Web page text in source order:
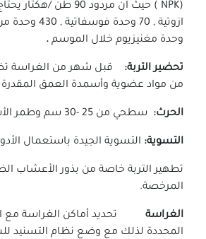
(NPK ) حيث ان مردود 90 طن /هكتار يحتاج الى 250
وحدة مغنيزيوم خلال الموسم .
تحضيرالتربة:
من مواد عضوية وأسمدة العمق المقدرة ب 12 قنطار /
الحرث: سطحي من 25 -30 سم وطمر الأسمدة
التسوية: التسوية الجيدة باستعمال
تطهير التربة خاصة من بذور الأعشاب
المرخصة.
الغراسة تحديد أماكن الغراسة مع
المحددة لذلك مع وضع نظام التسنيد